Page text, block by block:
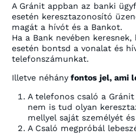
A Gránit appban az banki
esetén keresztazonosító
magát a hívót és a Bankot.
Ha a Bank nevében
esetén bontsd a vonalat és
telefonszámunkat.
Illetve néhány fontos jel, ami
A telefonos csaló a
nem is tud olyan
mellyel saját személyét
A Csaló megpróbál